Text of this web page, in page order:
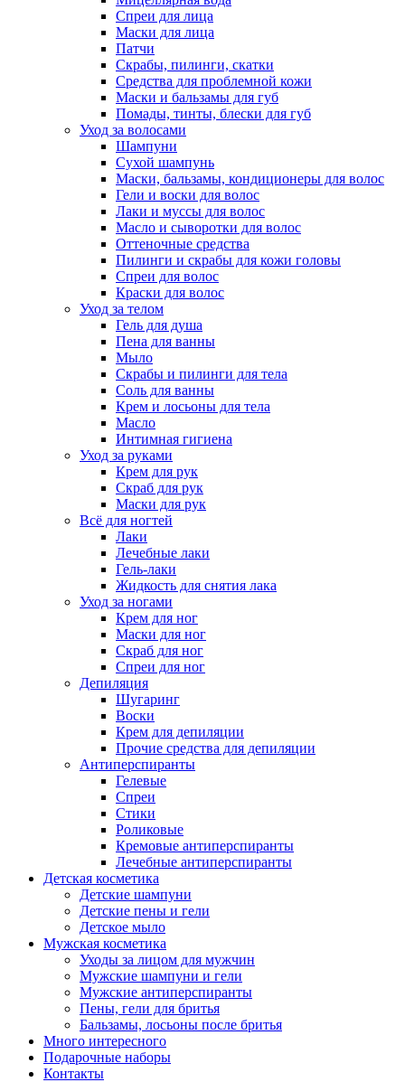
Спреи для лица
Маски для лица
Патчи
Скрабы, пилинги, скатки
Средства для проблемной кожи
Маски и бальзамы для губ
Помады, тинты, блески для губ
Уход за волосами
Шампуни
Сухой шампунь
Маски, бальзамы, кондиционеры для волос
Гели и воски для волос
Лаки и муссы для волос
Масло и сыворотки для волос
Оттеночные средства
Пилинги и скрабы для кожи головы
Спреи для волос
Краски для волос
Уход за телом
Гель для душа
Пена для ванны
Мыло
Скрабы и пилинги для тела
Соль для ванны
Крем и лосьоны для тела
Масло
Интимная гигиена
Уход за руками
Крем для рук
Скраб для рук
Маски для рук
Всё для ногтей
Лаки
Лечебные лаки
Гель-лаки
Жидкость для снятия лака
Уход за ногами
Крем для ног
Маски для ног
Скраб для ног
Спреи для ног
Депиляция
Шугаринг
Воски
Крем для депиляции
Прочие средства для депиляции
Антиперспиранты
Гелевые
Спреи
Стики
Роликовые
Кремовые антиперспиранты
Лечебные антиперспиранты
Детская косметика
Детские шампуни
Детские пены и гели
Детское мыло
Мужская косметика
Уходы за лицом для мужчин
Мужские шампуни и гели
Мужские антиперспиранты
Пены, гели для бритья
Бальзамы, лосьоны после бритья
Много интересного
Подарочные наборы
Контакты